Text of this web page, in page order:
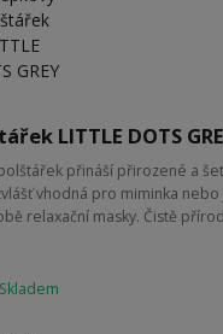
LITTLE DOTS
přináší přirozené a
vhodná pro miminka
relaxační masky. Čistě
Skladem